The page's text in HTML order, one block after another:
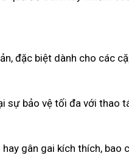
đặc biệt dành cho các
sự bảo vệ tối đa với thao
gân gai kích thích, bao